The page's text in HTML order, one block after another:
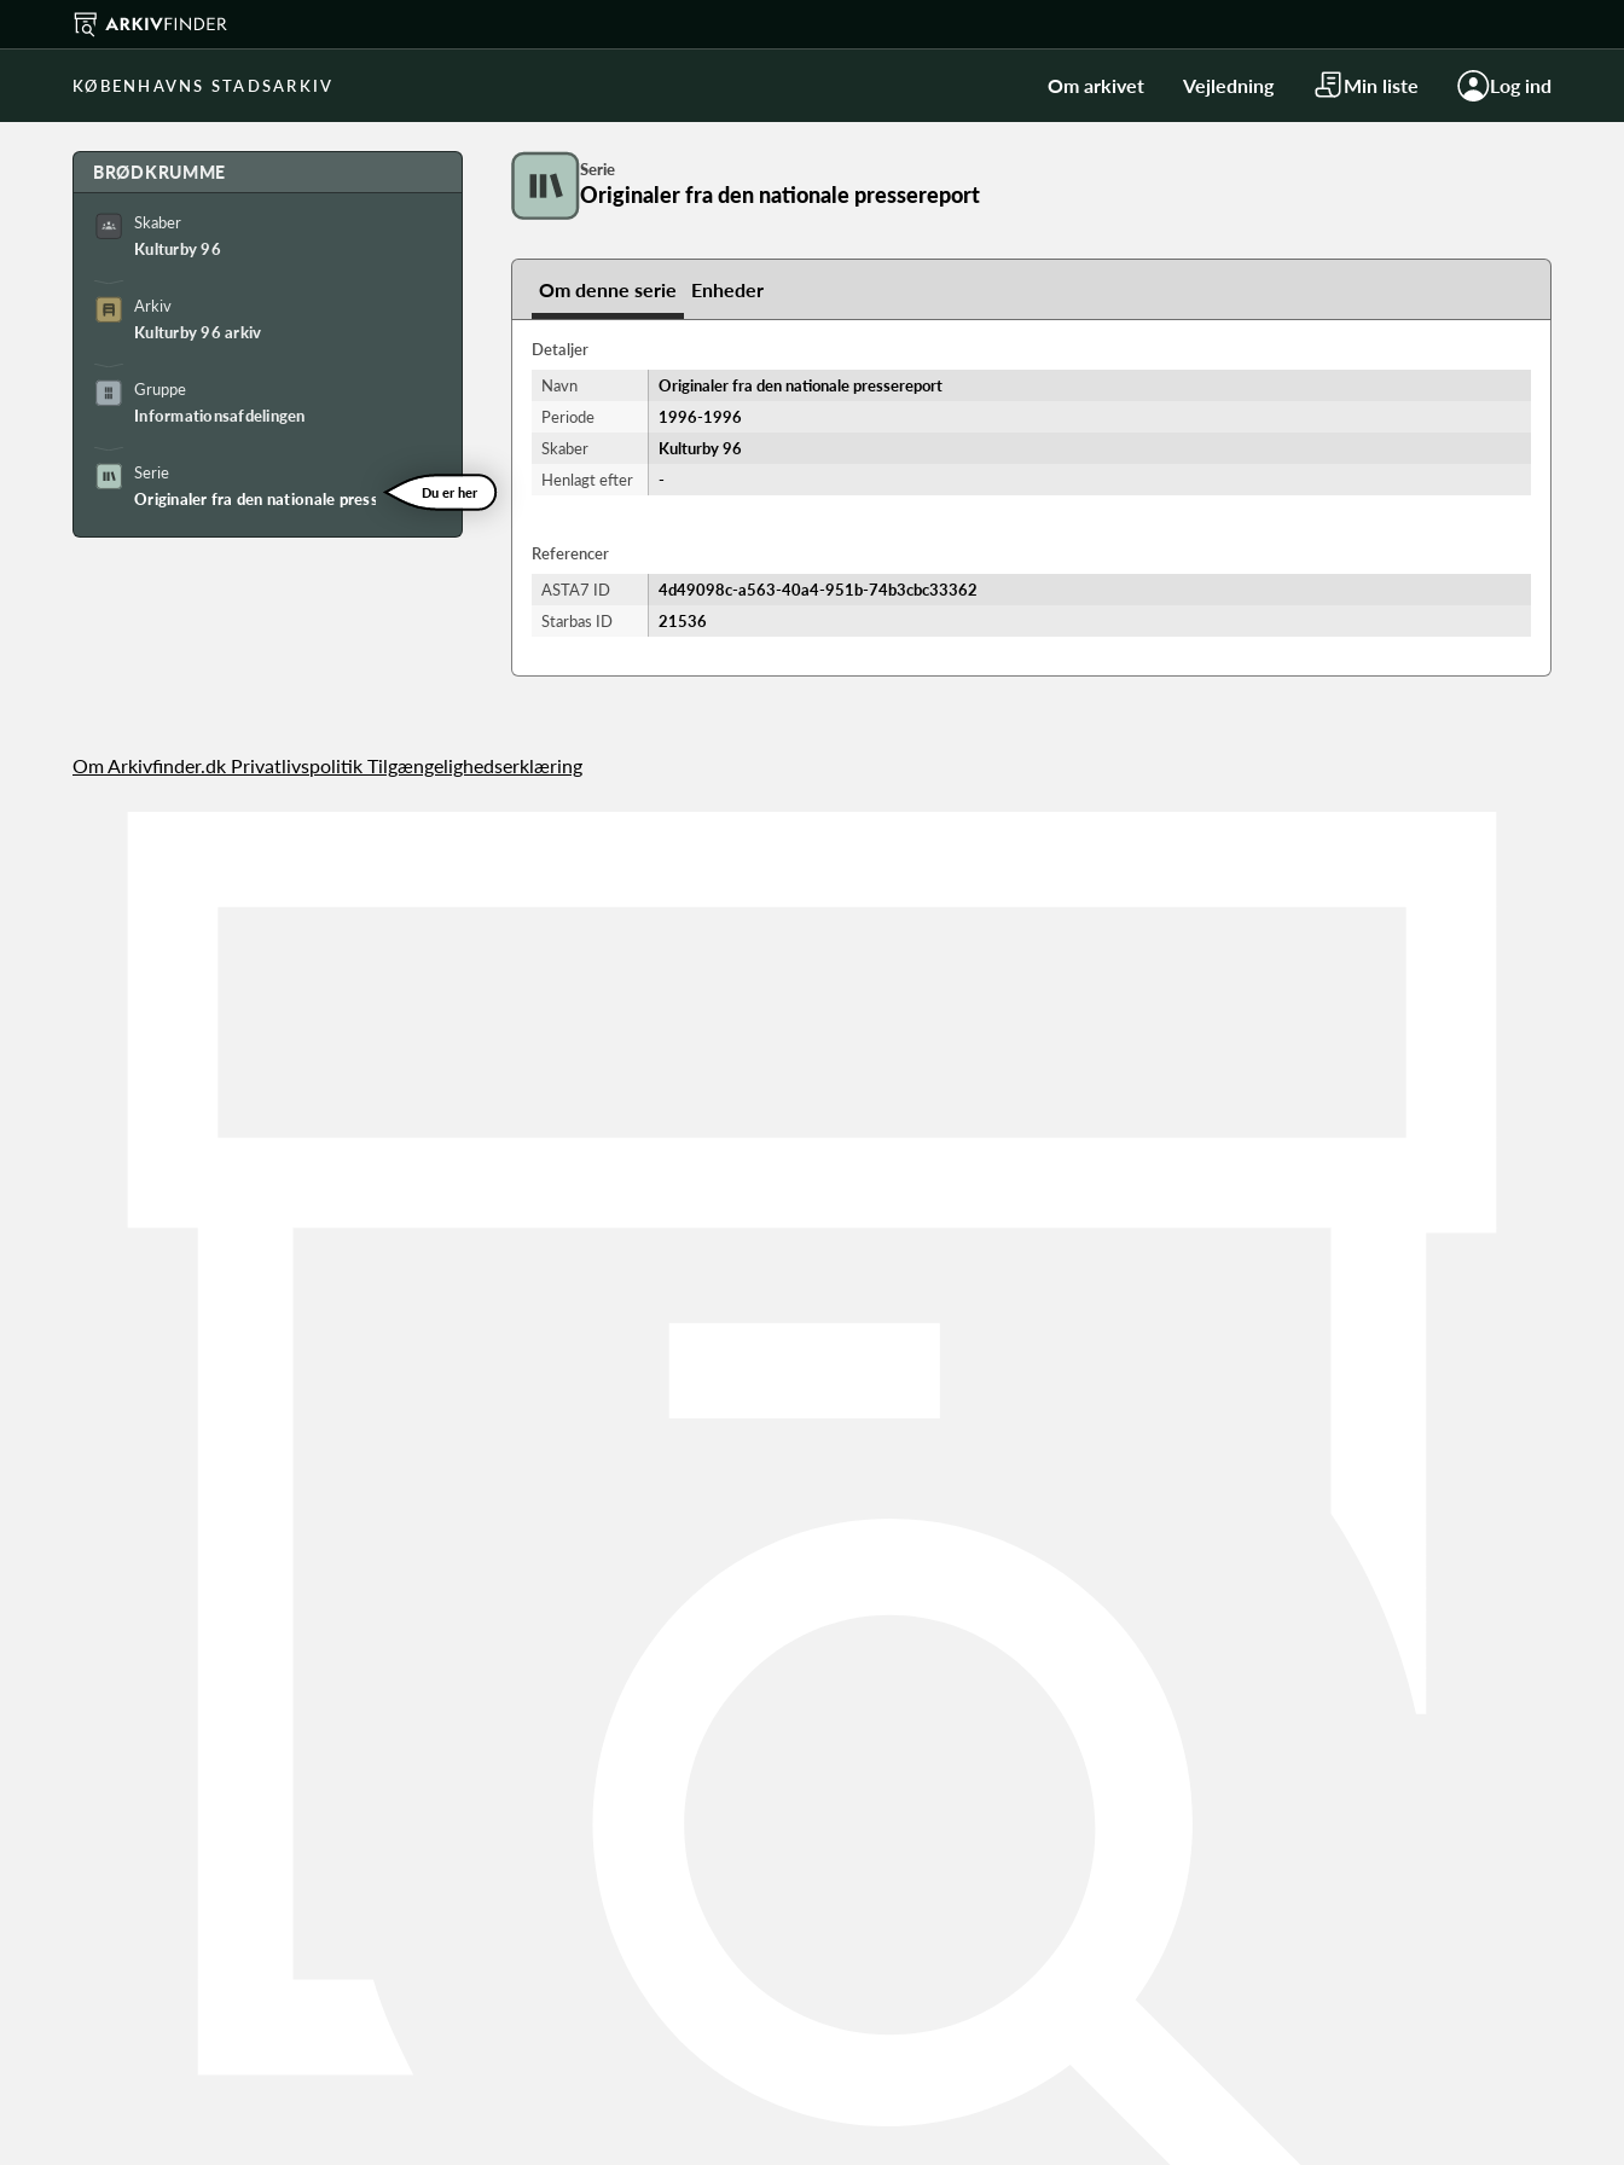
KØBENHAVNS STADSARKIV Om arkivet Vejledning Min liste Log ind
BRØDKRUMME
Skaber
Kulturby 96
Arkiv
Kulturby 96 arkiv
Gruppe
Informationsafdelingen
Serie
Originaler fra den nationale pressereportDu er her
Serie
Originaler fra den nationale pressereport
Om denne serie Enheder
Detaljer
Navn
Originaler fra den nationale pressereport
Periode
1996-​1996
Skaber
Kulturby 96
Henlagt efter
-
Referencer
ASTA7 ID
4d49098c-a563-40a4-951b-74b3cbc33362
Starbas ID
21536
Om Arkivfinder.dk Privatlivspolitik Tilgængelighedserklæring